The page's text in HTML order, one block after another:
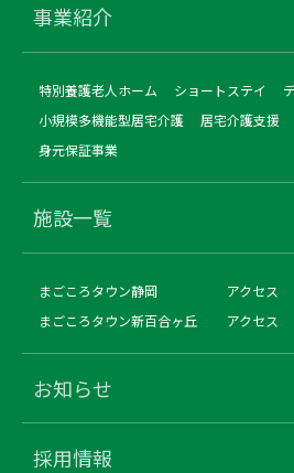
事業紹介
特別養護老人ホーム ショートステイ
小規模多機能型居宅介護
居宅介護支援
身元保証事業
施設一覧
まごころタウン静岡
アクセス
まごころタウン新百合ヶ丘
アクセス
お知らせ
採用情報